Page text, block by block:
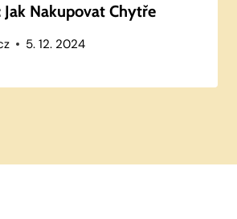
Jak Nakupovat Chytře
5. 12. 2024